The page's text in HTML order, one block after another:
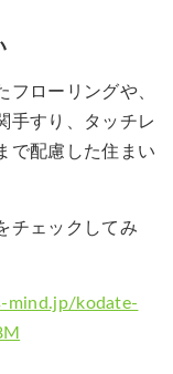
ローリングや、
手すり、タッチレ
で配慮した住まい
チェックしてみ
mind.jp/kodate-